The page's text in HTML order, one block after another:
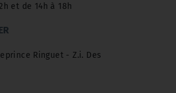
et de 14h à 18h
Ringuet - Z.i. Des